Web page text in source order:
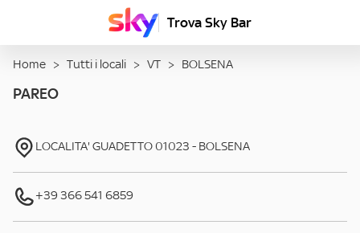
Trova Sky Bar
Home > Tutti i locali > VT > BOLSENA
PAREO
LOCALITA' GUADETTO 01023 - BOLSENA
+39 366 541 6859